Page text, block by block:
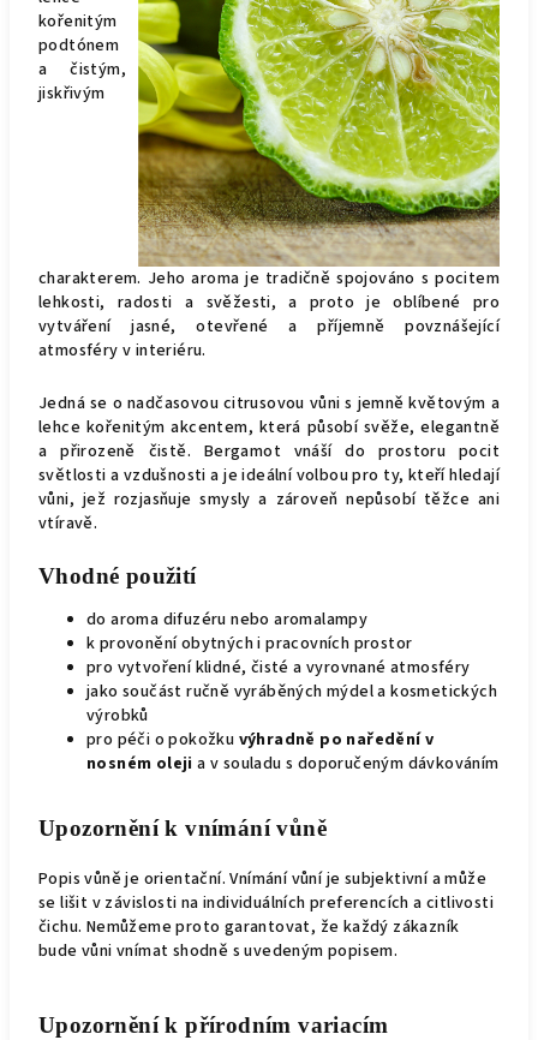
kořenitým
podtónem
a čistým,
jiskřivým
charakterem. Jeho aroma je tradičně spojováno s pocitem
lehkosti, radosti a svěžesti, a proto je oblíbené pro
vytváření jasné, otevřené a příjemně povznášející
atmosféry v interiéru.
Jedná se o nadčasovou citrusovou vůni s jemně květovým a
lehce kořenitým akcentem, která působí svěže, elegantně
a přirozeně čistě. Bergamot vnáší do prostoru pocit
světlosti a vzdušnosti a je ideální volbou pro ty, kteří hledají
vůni, jež rozjasňuje smysly a zároveň nepůsobí těžce ani
vtíravě.
Vhodné použití
do aroma difuzéru nebo aromalampy
k provonění obytných i pracovních prostor
pro vytvoření klidné, čisté a vyrovnané atmosféry
jako součást ručně vyráběných mýdel a kosmetických
výrobků
pro péči o pokožku výhradně po naředění v
nosném oleji a v souladu s doporučeným dávkováním
Upozornění k vnímání vůně
Popis vůně je orientační. Vnímání vůní je subjektivní a může
se lišit v závislosti na individuálních preferencích a citlivosti
čichu. Nemůžeme proto garantovat, že každý zákazník
bude vůni vnímat shodně s uvedeným popisem.
Upozornění k přírodním variacím